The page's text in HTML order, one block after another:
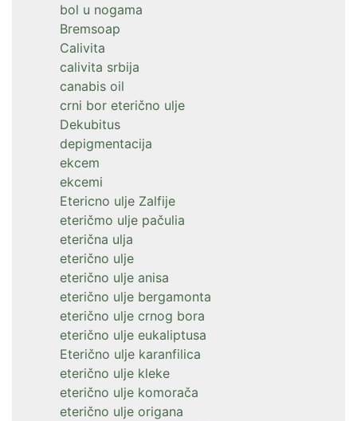
bol u nogama
Bremsoap
Calivita
calivita srbija
canabis oil
crni bor eterično ulje
Dekubitus
depigmentacija
ekcem
ekcemi
Etericno ulje Zalfije
eteričmo ulje pačulia
eterična ulja
eterično ulje
eterično ulje anisa
eterično ulje bergamonta
eterično ulje crnog bora
eterično ulje eukaliptusa
Eterično ulje karanfilica
eterično ulje kleke
eterično ulje komorača
eterično ulje origana